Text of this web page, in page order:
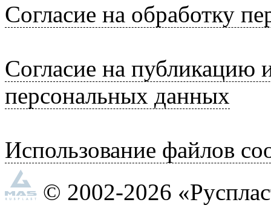
Согласие на обработку
Согласие на публикацию
персональных данных
Использование файлов
© 2002-2026